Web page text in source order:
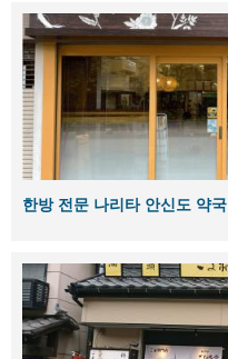
한방 전문 나리타 안신도 약국